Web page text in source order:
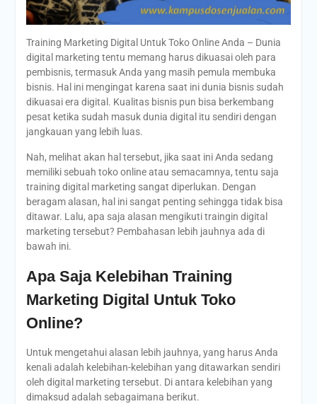
Training Marketing Digital Untuk Toko Online Anda – Dunia
digital marketing tentu memang harus dikuasai oleh para
pembisnis, termasuk Anda yang masih pemula membuka
bisnis. Hal ini mengingat karena saat ini dunia bisnis sudah
dikuasai era digital. Kualitas bisnis pun bisa berkembang
pesat ketika sudah masuk dunia digital itu sendiri dengan
jangkauan yang lebih luas.
Nah, melihat akan hal tersebut, jika saat ini Anda sedang
memiliki sebuah toko online atau semacamnya, tentu saja
training digital marketing sangat diperlukan. Dengan
beragam alasan, hal ini sangat penting sehingga tidak bisa
ditawar. Lalu, apa saja alasan mengikuti traingin digital
marketing tersebut? Pembahasan lebih jauhnya ada di
bawah ini.
Apa Saja Kelebihan Training
Marketing Digital Untuk Toko
Online?
Untuk mengetahui alasan lebih jauhnya, yang harus Anda
kenali adalah kelebihan-kelebihan yang ditawarkan sendiri
oleh digital marketing tersebut. Di antara kelebihan yang
dimaksud adalah sebagaimana berikut.